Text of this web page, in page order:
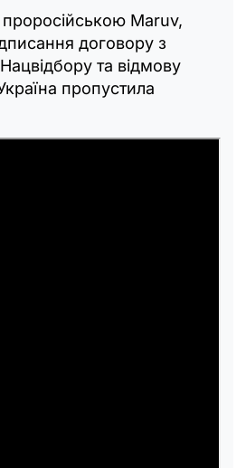
Maruv,
договору з
та відмову
пропустила